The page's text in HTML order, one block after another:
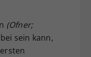
(Ofner;
sein kann,